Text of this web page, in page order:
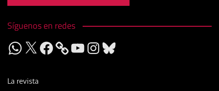
Síguenos en redes
WhatsApp
X Facebook YouTubeInstagram
Bluesky
La revista